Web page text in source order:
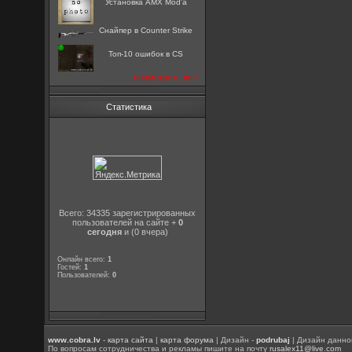
Установка AMX Mod'a
Снайпер в Counter Strike
Топ-10 ошибок в CS
посмотреть все
Статистика
Всего: 34335 зарегистрированных
пользователей на сайте + 0
сегодняи (0 вчера)
Онлайн всего:1
Гостей:1
Пользователей:0
www.cobra.lv -карта сайта |карта форума | Дизайн -podrubaj | Дизайн
По вопросам сотрудничества и рекламы пишите на почтуrusalex11@live.com